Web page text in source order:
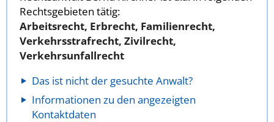
Rechtsgebieten tätig:
Arbeitsrecht, Erbrecht, Familienrecht,
Verkehrsstrafrecht, Zivilrecht,
Verkehrsunfallrecht
Das ist nicht der gesuchte Anwalt?
Informationen zu den angezeigten
Kontaktdaten